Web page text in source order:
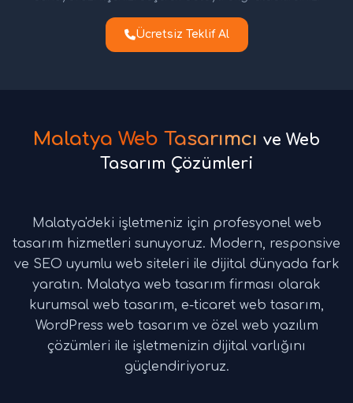
Ücretsiz Teklif Al
Malatya Web Tasarımcı ve Web
Tasarım Çözümleri
Malatya'deki işletmeniz için profesyonel web
tasarım hizmetleri sunuyoruz. Modern, responsive
ve SEO uyumlu web siteleri ile dijital dünyada fark
yaratın. Malatya web tasarım firması olarak
kurumsal web tasarım, e-ticaret web tasarım,
WordPress web tasarım ve özel web yazılım
çözümleri ile işletmenizin dijital varlığını
güçlendiriyoruz.